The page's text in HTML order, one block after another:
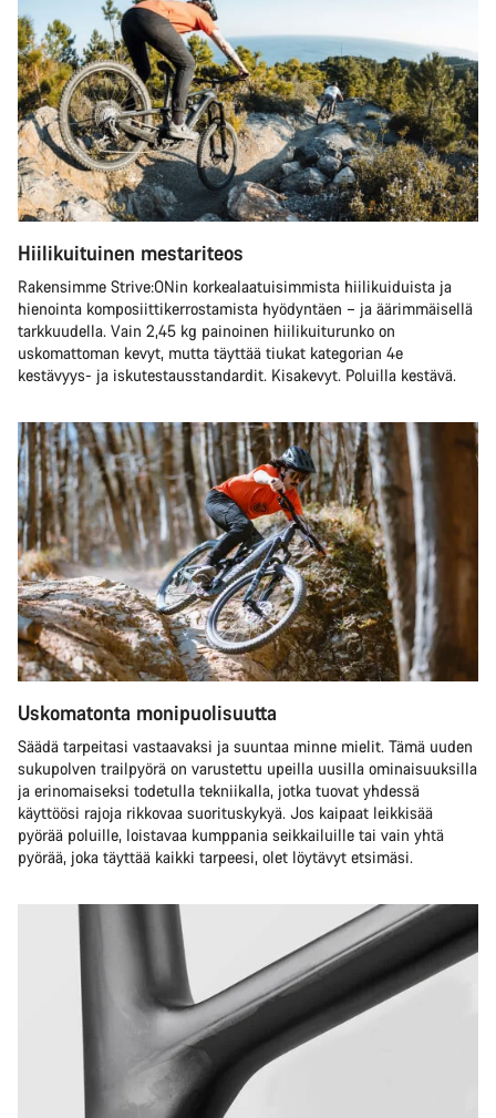
Hiilikuituinen mestariteos
Rakensimme Strive:ONin korkealaatuisimmista hiilikuiduista ja
hienointa komposiittikerrostamista hyödyntäen – ja äärimmäisellä
tarkkuudella. Vain 2,45 kg painoinen hiilikuiturunko on
uskomattoman kevyt, mutta täyttää tiukat kategorian 4e
kestävyys- ja iskutestausstandardit. Kisakevyt. Poluilla kestävä.
Uskomatonta monipuolisuutta
Säädä tarpeitasi vastaavaksi ja suuntaa minne mielit. Tämä uuden
sukupolven trailpyörä on varustettu upeilla uusilla ominaisuuksilla
ja erinomaiseksi todetulla tekniikalla, jotka tuovat yhdessä
käyttöösi rajoja rikkovaa suorituskykyä. Jos kaipaat leikkisää
pyörää poluille, loistavaa kumppania seikkailuille tai vain yhtä
pyörää, joka täyttää kaikki tarpeesi, olet löytävyt etsimäsi.